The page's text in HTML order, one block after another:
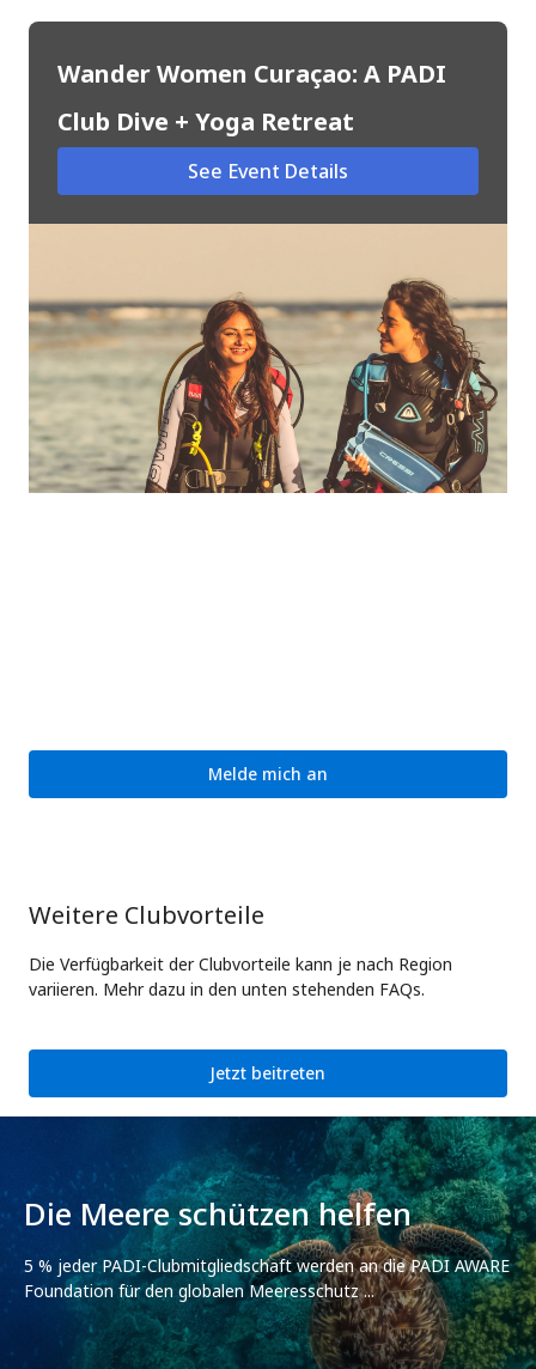
Wander Women Curaçao: A PADI
Club Dive + Yoga Retreat
See Event Details
Melde mich an
Weitere Clubvorteile
Die Verfügbarkeit der Clubvorteile kann je nach Region
variieren. Mehr dazu in den unten stehenden FAQs.
Jetzt beitreten
Die Meere schützen helfen
5 % jeder PADI-Clubmitgliedschaft werden an die PADI AWARE
Foundation für den globalen Meeresschutz ...